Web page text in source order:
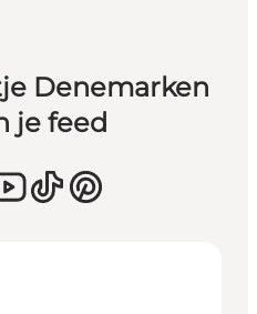
Denemarken
je feed